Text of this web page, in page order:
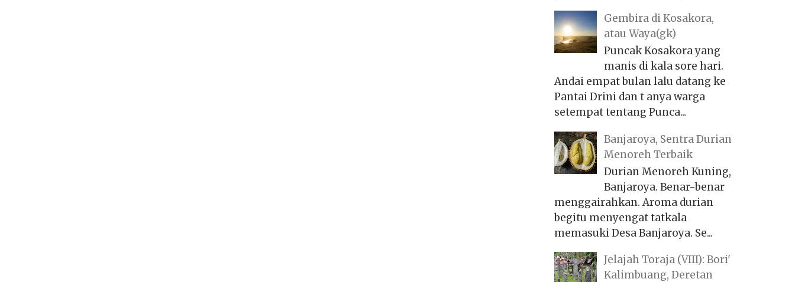
Gembira di Kosakora,
atau Waya(gk)
Puncak Kosakora yang
manis di kala sore hari.
Andai empat bulan lalu datang ke
Pantai Drini dan t anya warga
setempat tentang Punca...
Banjaroya, Sentra Durian
Menoreh Terbaik
Durian Menoreh Kuning,
Banjaroya. Benar-benar
menggairahkan. Aroma durian
begitu menyengat tatkala
memasuki Desa Banjaroya. Se...
Jelajah Toraja (VIII): Bori'
Kalimbuang, Deretan